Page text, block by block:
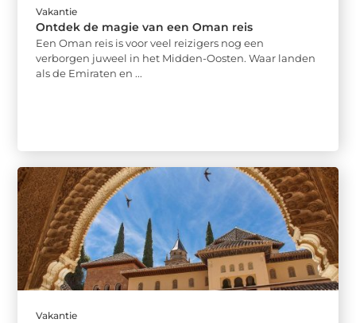
Vakantie
Ontdek de magie van een Oman reis
Een Oman reis is voor veel reizigers nog een
verborgen juweel in het Midden-Oosten. Waar landen
als de Emiraten en ...
Vakantie